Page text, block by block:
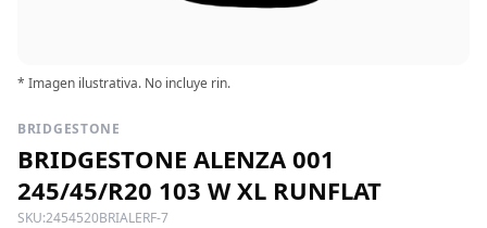
* Imagen ilustrativa. No incluye rin.
BRIDGESTONE
BRIDGESTONE ALENZA 001
245/45/R20 103 W XL RUNFLAT
SKU:2454520BRIALERF-7